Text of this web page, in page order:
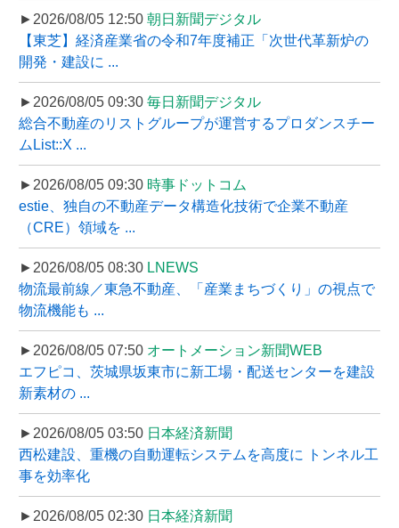
►2026/08/05 12:50 朝日新聞デジタル
【東芝】経済産業省の令和7年度補正「次世代革新炉の
開発・建設に ...
►2026/08/05 09:30 毎日新聞デジタル
総合不動産のリストグループが運営するプロダンスチー
ムList::X ...
►2026/08/05 09:30 時事ドットコム
estie、独自の不動産データ構造化技術で企業不動産
（CRE）領域を ...
►2026/08/05 08:30 LNEWS
物流最前線／東急不動産、「産業まちづくり」の視点で
物流機能も ...
►2026/08/05 07:50 オートメーション新聞WEB
エフピコ、茨城県坂東市に新工場・配送センターを建設
新素材の ...
►2026/08/05 03:50 日本経済新聞
西松建設、重機の自動運転システムを高度に トンネル工
事を効率化
►2026/08/05 02:30 日本経済新聞